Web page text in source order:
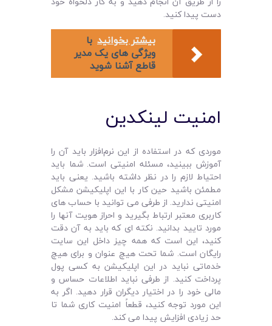
دست پیدا کنید.
بیشتر بخوانید با
ویژگی های یک مدیر
قاطع آشنا شوید
امنیت لینکدین
موردی که در استفاده از این نرم‌افزار باید آن را
آموزش ببینید، مسئله امنیتی است. شما باید
احتیاط لازم را در نظر داشته باشید. یعنی باید
مطمئن باشید حین کار با این اپلیکیشن مشکل
امنیتی ندارید. از طرفی می‌ توانید با حساب‌ های
کاربری معتبر ارتباط بگیرید و احراز هویت آنها را
مورد تایید بدانید. نکته‌ ای که باید به آن دقت
کنید، این است که همه چیز داخل این سایت
رایگان است. شما تحت هیچ عنوان و برای هیچ
خدماتی نباید در این اپلیکیشن به کسی پول
پرداخت کنید. از طرفی نباید اطلاعات حساس و
مالی خود را در اختیار دیگران قرار دهید. اگر به
این مورد توجه کنید، قطعاً امنیت کاری شما تا
حد زیادی افزایش پیدا می‌ کند.